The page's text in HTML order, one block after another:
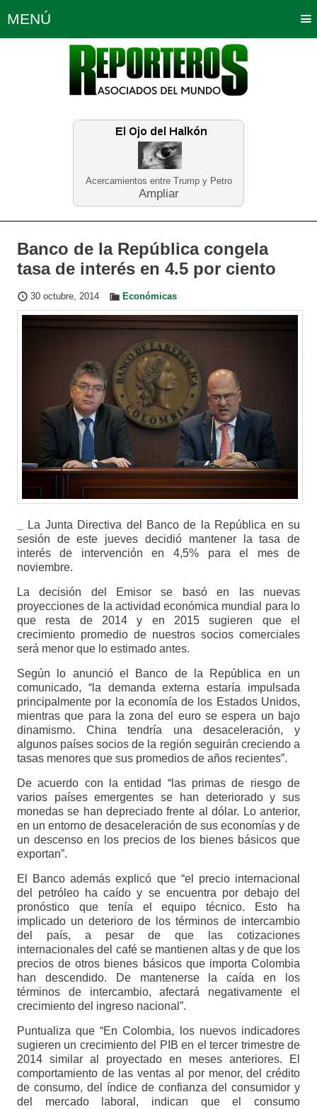
Acercamientos entre Trump y Petro
Ampliar
MENÚ
Política Opinión Bogotá
Planeta Tierra Deportes
Educación Neira
Banco de la República congela
tasa de interés en 4.5 por ciento
30 octubre, 2014 Económicas
La Junta Directiva del Banco de la República en su
sesión de este jueves decidió mantener la tasa de
interés de intervención en 4,5% para el mes de
noviembre.
La decisión del Emisor se basó en las nuevas
proyecciones de la actividad económica mundial para lo
que resta de 2014 y en 2015 sugieren que el
crecimiento promedio de nuestros socios comerciales
será menor que lo estimado antes.
Según lo anunció el Banco de la República en un
comunicado, “la demanda externa estaría impulsada
principalmente por la economía de los Estados Unidos,
mientras que para la zona del euro se espera un bajo
dinamismo. China tendría una desaceleración, y
algunos países socios de la región seguirán creciendo a
tasas menores que sus promedios de años recientes”.
De acuerdo con la entidad “las primas de riesgo de
varios países emergentes se han deteriorado y sus
monedas se han depreciado frente al dólar. Lo anterior,
en un entorno de desaceleración de sus economías y de
un descenso en los precios de los bienes básicos que
exportan”.
El Banco además explicó que “el precio internacional
del petróleo ha caído y se encuentra por debajo del
pronóstico que tenía el equipo técnico. Esto ha
implicado un deterioro de los términos de intercambio
del país, a pesar de que las cotizaciones
internacionales del café se mantienen altas y de que los
precios de otros bienes básicos que importa Colombia
han descendido. De mantenerse la caída en los
términos de intercambio, afectará negativamente el
crecimiento del ingreso nacional”.
Puntualiza que “En Colombia, los nuevos indicadores
sugieren un crecimiento del PIB en el tercer trimestre de
2014 similar al proyectado en meses anteriores. El
comportamiento de las ventas al por menor, del crédito
de consumo, del índice de confianza del consumidor y
del mercado laboral, indican que el consumo